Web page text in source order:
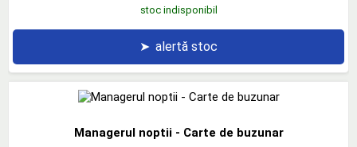
stoc indisponibil
➤ alertă stoc
Managerul noptii - Carte de buzunar